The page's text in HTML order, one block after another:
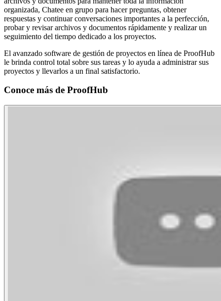
organizada, Chatee en grupo para hacer preguntas, obtener
respuestas y continuar conversaciones importantes a la perfección,
probar y revisar archivos y documentos rápidamente y realizar un
seguimiento del tiempo dedicado a los proyectos.
El avanzado software de gestión de proyectos en línea de ProofHub
le brinda control total sobre sus tareas y lo ayuda a administrar sus
proyectos y llevarlos a un final satisfactorio.
Conoce más de ProofHub